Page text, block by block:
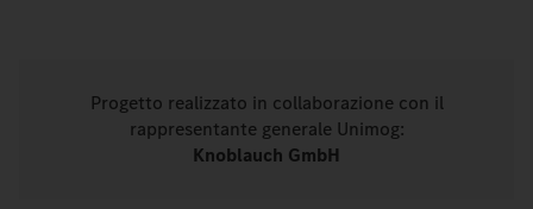
Progetto realizzato in collaborazione con il
rappresentante generale Unimog:
Knoblauch GmbH